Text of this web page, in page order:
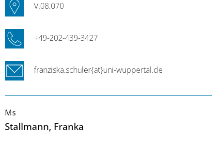
V.08.070
+49-202-439-3427
franziska.schuler{at}uni-wuppertal.de
Ms
Stallmann, Franka